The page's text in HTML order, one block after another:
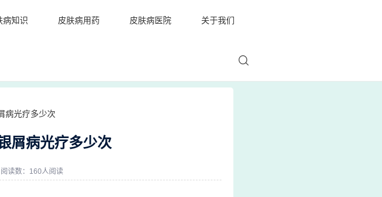
病知识 皮肤病用药 皮肤病医院 关于我们
病光疗多少次
屑病光疗多少次
阅读数：160人阅读